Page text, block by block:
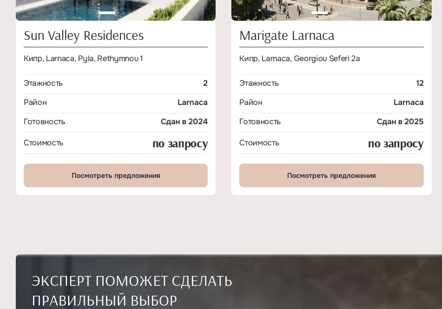
Sun Valley Residences
Кипр, Larnaca, Pyla, Rethymnou 1
Этажность
2
Район
Larnaca
Готовность
Сдан в 2024
Стоимость по запросу
Посмотреть предложения
Marigate Larnaca
Кипр, Larnaca, Georgiou Seferi 2a
Этажность
12
Район
Larnaca
Готовность
Сдан в 2025
Стоимость по запросу
Посмотреть предложения
ЭКСПЕРТ ПОМОЖЕТ СДЕЛАТЬ
ПРАВИЛЬНЫЙ ВЫБОР